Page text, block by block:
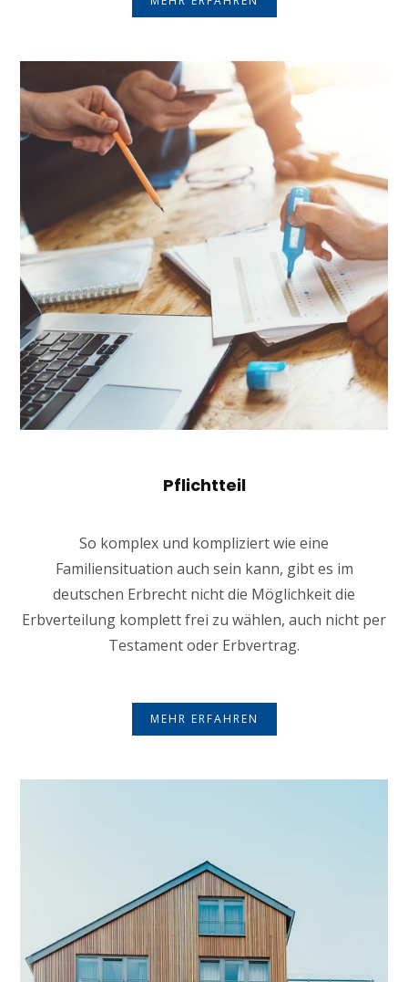
Pflichtteil
So komplex und kompliziert wie eine
Familiensituation auch sein kann, gibt es im
deutschen Erbrecht nicht die Möglichkeit die
Erbverteilung komplett frei zu wählen, auch nicht per
Testament oder Erbvertrag.
MEHR ERFAHREN